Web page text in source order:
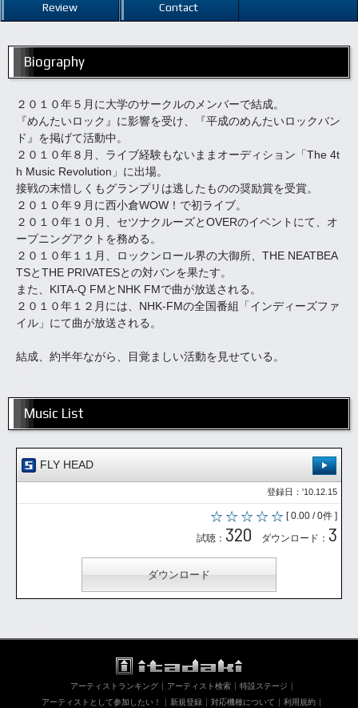
Review Contact
Biography
２０１０年５月に大学のサークルのメンバーで結成。
『めんたいロック』に影響を受け、『平成のめんたいロックバン
ド』を掲げて活動中。
２０１０年８月、ライブ経験もないままオーディション「The 4t
h Music Revolution」に出場。
接戦の末惜しくもグランプリは逃したものの奨励賞を受賞。
２０１０年９月に西小倉WOW！で初ライブ。
２０１０年１０月、セツナクルーズとOVERのイベントにて、オ
ープニングアクトを務める。
２０１０年１１月、ロックンロール界の大御所、THE NEATBEA
TSとTHE PRIVATESとの対バンを果たす。
また、KITA-Q FMとNHK FMで曲が放送される。
２０１０年１２月には、NHK-FMの全国番組「インディーズファ
イル」にて曲が放送される。
結成、約半年ながら、目覚ましい活動を見せている。
Music List
FLY HEAD
登録日：'10.12.15
[ 0.00 / 0件 ]
試聴： 320 ダウンロード： 3
ダウンロード
アーティストランキング アーティスト検索
特設ステージ
アーティストとして参加したい！
新規登録 対応機種について 利用規約